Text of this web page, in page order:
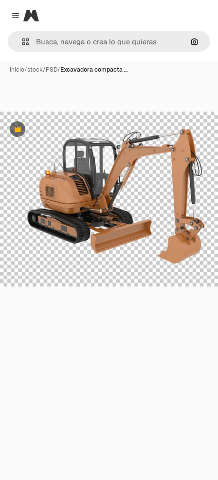
Close menu
Magnific
Inicio/stock/PSD/Excavadora compacta …
Premium